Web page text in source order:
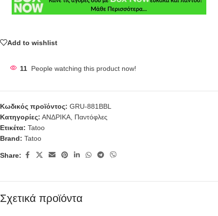
Add to wishlist
11 People watching this product now!
Κωδικός προϊόντος: GRU-881BBL
Κατηγορίες: ΑΝΔΡΙΚΑ Παντόφλες
Ετικέτα: Tatoo
Brand: Tatoo
Share:
Σχετικά προϊόντα